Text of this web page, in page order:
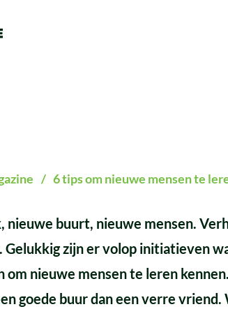
/ 6 tips om nieuwe mensen te
nieuwe buurt, nieuwe mensen.
Gelukkig zijn er volop initiatieven
om nieuwe mensen te leren
goede buur dan een verre